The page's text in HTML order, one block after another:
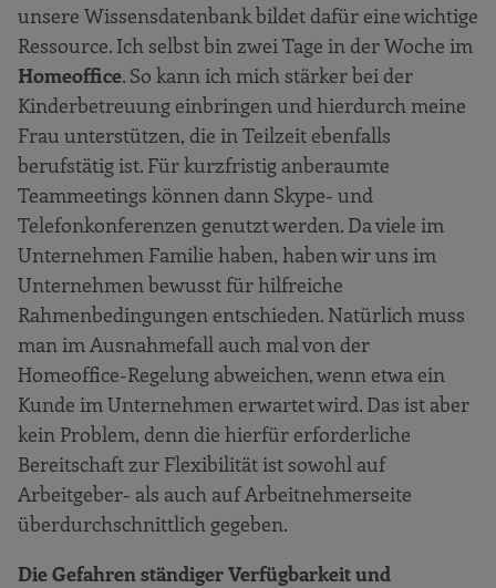
unsere Wissensdatenbank bildet dafür eine wichtige
Ressource. Ich selbst bin zwei Tage in der Woche im
Homeoffice. So kann ich mich stärker bei der
Kinderbetreuung einbringen und hierdurch meine
Frau unterstützen, die in Teilzeit ebenfalls
berufstätig ist. Für kurzfristig anberaumte
Teammeetings können dann Skype- und
Telefonkonferenzen genutzt werden. Da viele im
Unternehmen Familie haben, haben wir uns im
Unternehmen bewusst für hilfreiche
Rahmenbedingungen entschieden. Natürlich muss
man im Ausnahmefall auch mal von der
Homeoffice-Regelung abweichen, wenn etwa ein
Kunde im Unternehmen erwartet wird. Das ist aber
kein Problem, denn die hierfür erforderliche
Bereitschaft zur Flexibilität ist sowohl auf
Arbeitgeber- als auch auf Arbeitnehmerseite
überdurchschnittlich gegeben.
Die Gefahren ständiger Verfügbarkeit und